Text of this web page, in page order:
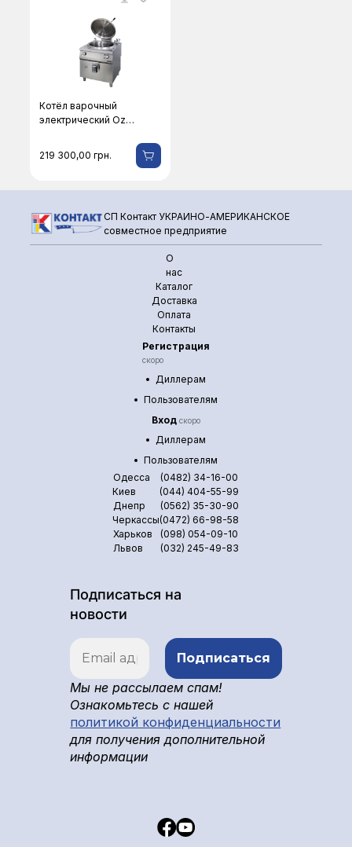
Котёл варочный
электрический Ozti
219 300,00грн.
СП Контакт УКРАИНО-АМЕРИКАНСКОЕ
совместное предприятие
О
нас
Каталог
Доставка
Оплата
Контакты
Регистрация
скоро
Диллерам
Пользователям
Вход скоро
Диллерам
Пользователям
Одесса
(0482) 34-16-00
Киев
(044) 404-55-99
Днепр
(0562) 35-30-90
Черкассы(0472) 66-98-58
Харьков
(098) 054-09-10
Львов
(032) 245-49-83
Подписаться на
новости
Мы не рассылаем спам!
Ознакомьтесь с нашей
политикой конфиденциальности
для получения дополнительной
информации